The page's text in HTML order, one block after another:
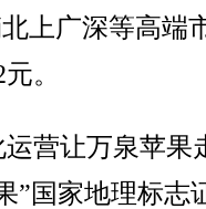
上广深等高端
。
让万泉苹果
”国家地理标志